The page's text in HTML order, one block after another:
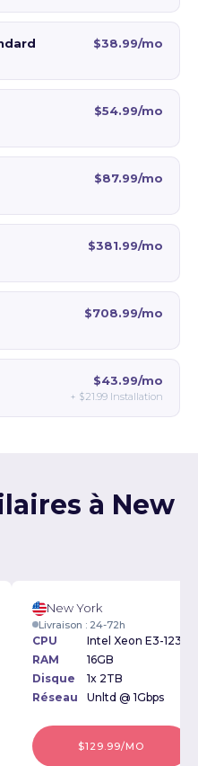
$38.99/mo
$54.99/mo
$87.99/mo
$381.99/mo
$708.99/mo
$43.99/mo
+ $21.99 Installation
à New
New York
Livraison : 24-72h
CPU
RAM
16GB
Disque
1x 2TB
Réseau
Unltd @ 1Gbps
$129.99/MO